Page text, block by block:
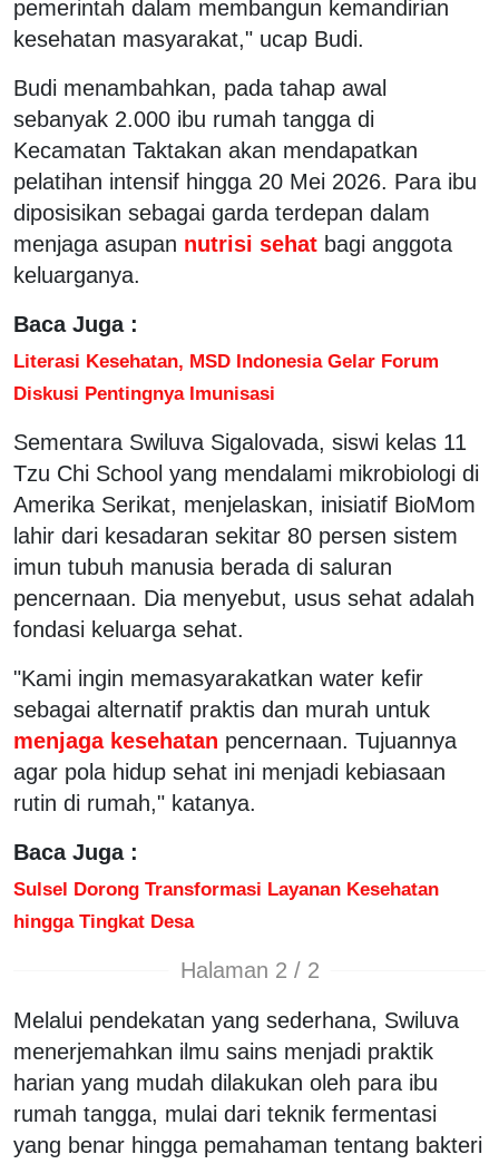
pemerintah dalam membangun kemandirian
kesehatan masyarakat," ucap Budi.
Budi menambahkan, pada tahap awal
sebanyak 2.000 ibu rumah tangga di
Kecamatan Taktakan akan mendapatkan
pelatihan intensif hingga 20 Mei 2026. Para ibu
diposisikan sebagai garda terdepan dalam
menjaga asupan nutrisi sehat bagi anggota
keluarganya.
Baca Juga :
Literasi Kesehatan, MSD Indonesia Gelar Forum
Diskusi Pentingnya Imunisasi
Sementara Swiluva Sigalovada, siswi kelas 11
Tzu Chi School yang mendalami mikrobiologi di
Amerika Serikat, menjelaskan, inisiatif BioMom
lahir dari kesadaran sekitar 80 persen sistem
imun tubuh manusia berada di saluran
pencernaan. Dia menyebut, usus sehat adalah
fondasi keluarga sehat.
"Kami ingin memasyarakatkan water kefir
sebagai alternatif praktis dan murah untuk
menjaga kesehatan pencernaan. Tujuannya
agar pola hidup sehat ini menjadi kebiasaan
rutin di rumah," katanya.
Baca Juga :
Sulsel Dorong Transformasi Layanan Kesehatan
hingga Tingkat Desa
Halaman 2 / 2
Melalui pendekatan yang sederhana, Swiluva
menerjemahkan ilmu sains menjadi praktik
harian yang mudah dilakukan oleh para ibu
rumah tangga, mulai dari teknik fermentasi
yang benar hingga pemahaman tentang bakteri